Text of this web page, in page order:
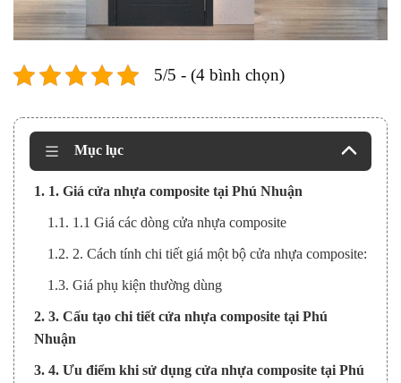
5/5 - (4 bình chọn)
Mục lục
1. 1. Giá cửa nhựa composite tại Phú Nhuận
1.1. 1.1 Giá các dòng cửa nhựa composite
1.2. 2. Cách tính chi tiết giá một bộ cửa nhựa composite:
1.3. Giá phụ kiện thường dùng
2. 3. Cấu tạo chi tiết cửa nhựa composite tại Phú
Nhuận
3. 4. Ưu điểm khi sử dụng cửa nhựa composite tại Phú